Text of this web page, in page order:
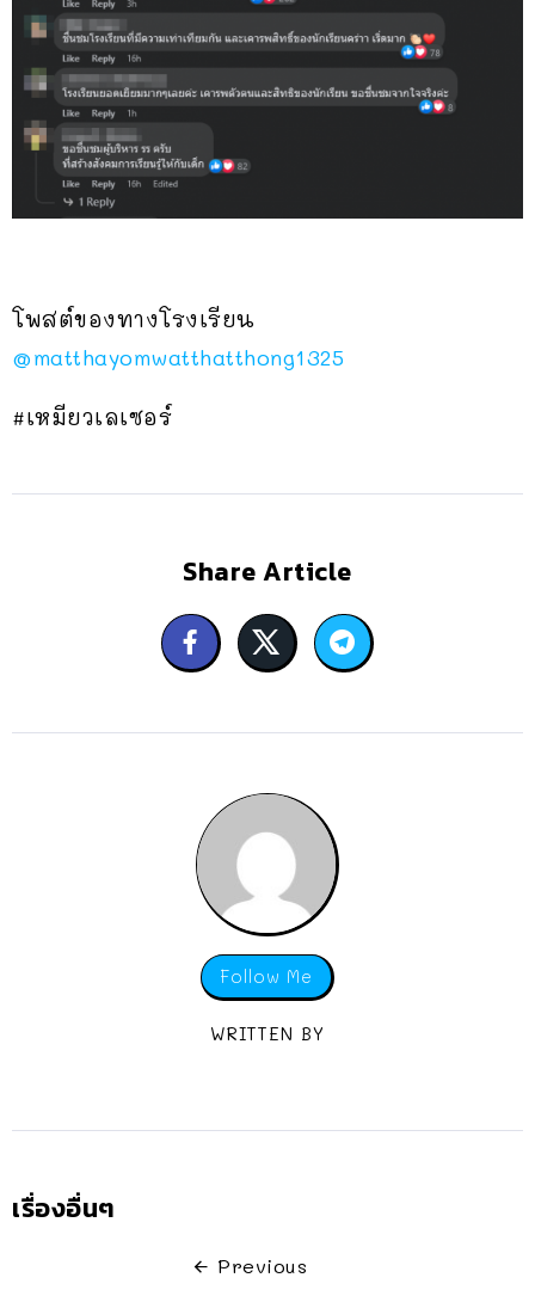
โพสต์ของทางโรงเรียน
@matthayomwatthatthong1325
#เหมียวเลเซอร์
Share Article
Follow Me
WRITTEN BY
เรื่องอื่นๆ
Previous